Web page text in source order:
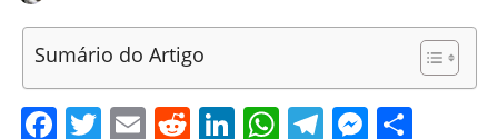
Sumário do Artigo
Facebook
Twitter
EmailReddit
LinkedIn
WhatsApp
Telegram